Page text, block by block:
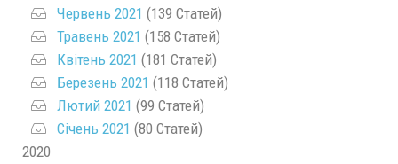
Червень 2021 (139 Статей)
Травень 2021 (158 Статей)
Квітень 2021 (181 Статей)
Березень 2021 (118 Статей)
Лютий 2021 (99 Статей)
Січень 2021 (80 Статей)
2020